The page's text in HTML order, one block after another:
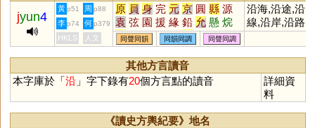
jyun4
黃 p51 周 p88 原 員 身 完 元 京 圓 縣 源
袁 弦 園 援 緣 鉛 允 懸 烷
玄 丸 圜 猿 眩 沅 媛 芫 紈
炫 轅 爰 隕 椽 黿 鳶 洹 刓
湲 螈 猨 邍 邧 櫞 壖 羱 蝯
蝝 榬 楥 嫄 鈆 堧 玆 捖 盷
杬 蚖 媴 笎 褑 鶢 鎱 謜
榞 玹 豲 妶 溒 妧 撋 忨 犉
獂 抏 岏 伭 芄 騵 汍
沿海,沿途,沿
線,沿岸,沿路
李 p74 何 p379
HKLS 人文 同聲同韻 同韻同調 同聲同調
其他方言讀音
本字庫於「沿」字下錄有20個方言點的讀音
詳細資
料
《讀史方輿紀要》地名